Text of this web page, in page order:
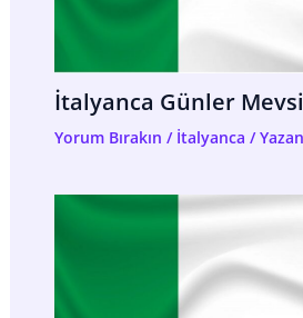
İtalyanca Günler
Yorum Bırakın / İtalyanca / Yazan